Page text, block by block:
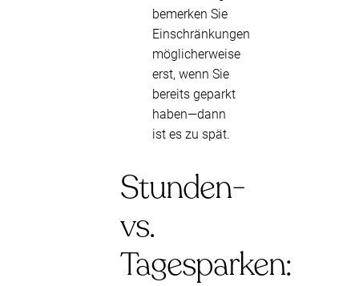
bemerken Sie
Einschränkungen
möglicherweise
erst, wenn Sie
bereits geparkt
haben—dann
ist es zu spät.
Stunden-
vs.
Tagesparken: